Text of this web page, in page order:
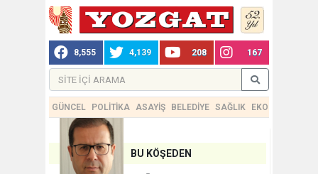
8,555 4,139 208 167
GÜNCEL POLİTİKA ASAYİŞ BELEDİYE SAĞLIK EKONOMİ
BU KÖŞEDEN